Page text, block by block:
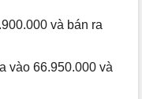
và bán ra
vào 66.950.000 và